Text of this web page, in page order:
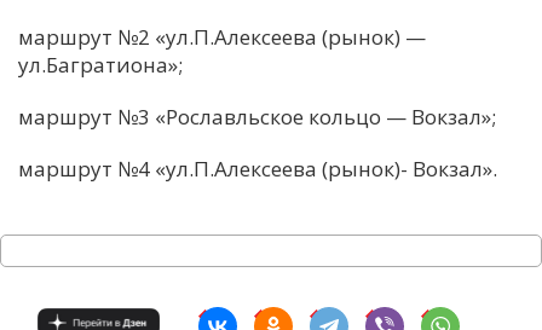
К
У
Х
Я
маршрут №2 «ул.П.Алексеева (рынок) —
ул.Багратиона»;
маршрут №3 «Рославльское кольцо — Вокзал»;
маршрут №4 «ул.П.Алексеева (рынок)- Вокзал».